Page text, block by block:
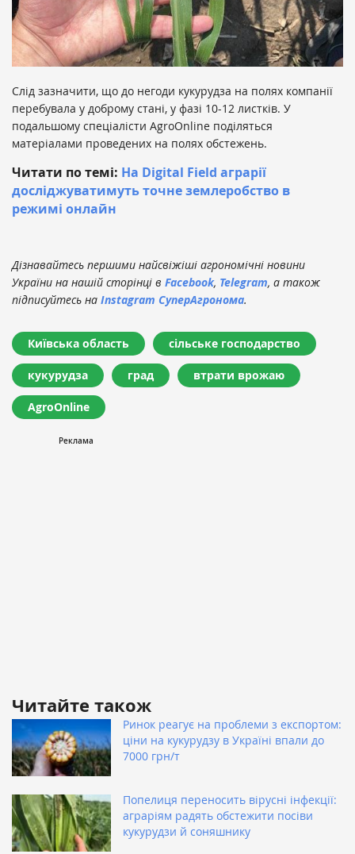
Слід зазначити, що до негоди кукурудза на полях компанії
перебувала у доброму стані, у фазі 10-12 листків. У
подальшому спеціалісти AgroOnline поділяться
матеріалами проведених на полях обстежень.
Читати по темі: На Digital Field аграрії
досліджуватимуть точне землеробство в
режимі онлайн
Дізнавайтесь першими найсвіжіші агрономічні новини
України на нашій сторінці в Facebook, Telegram, а також
підписуйтесь на Instagram СуперАгронома.
Київська область сільське господарство
кукурудза град втрати врожаю
AgroOnline
Читайте також
Ринок реагує на проблеми з експортом:
ціни на кукурудзу в Україні впали до
7000 грн/т
Попелиця переносить вірусні інфекції:
аграріям радять обстежити посіви
кукурудзи й соняшнику